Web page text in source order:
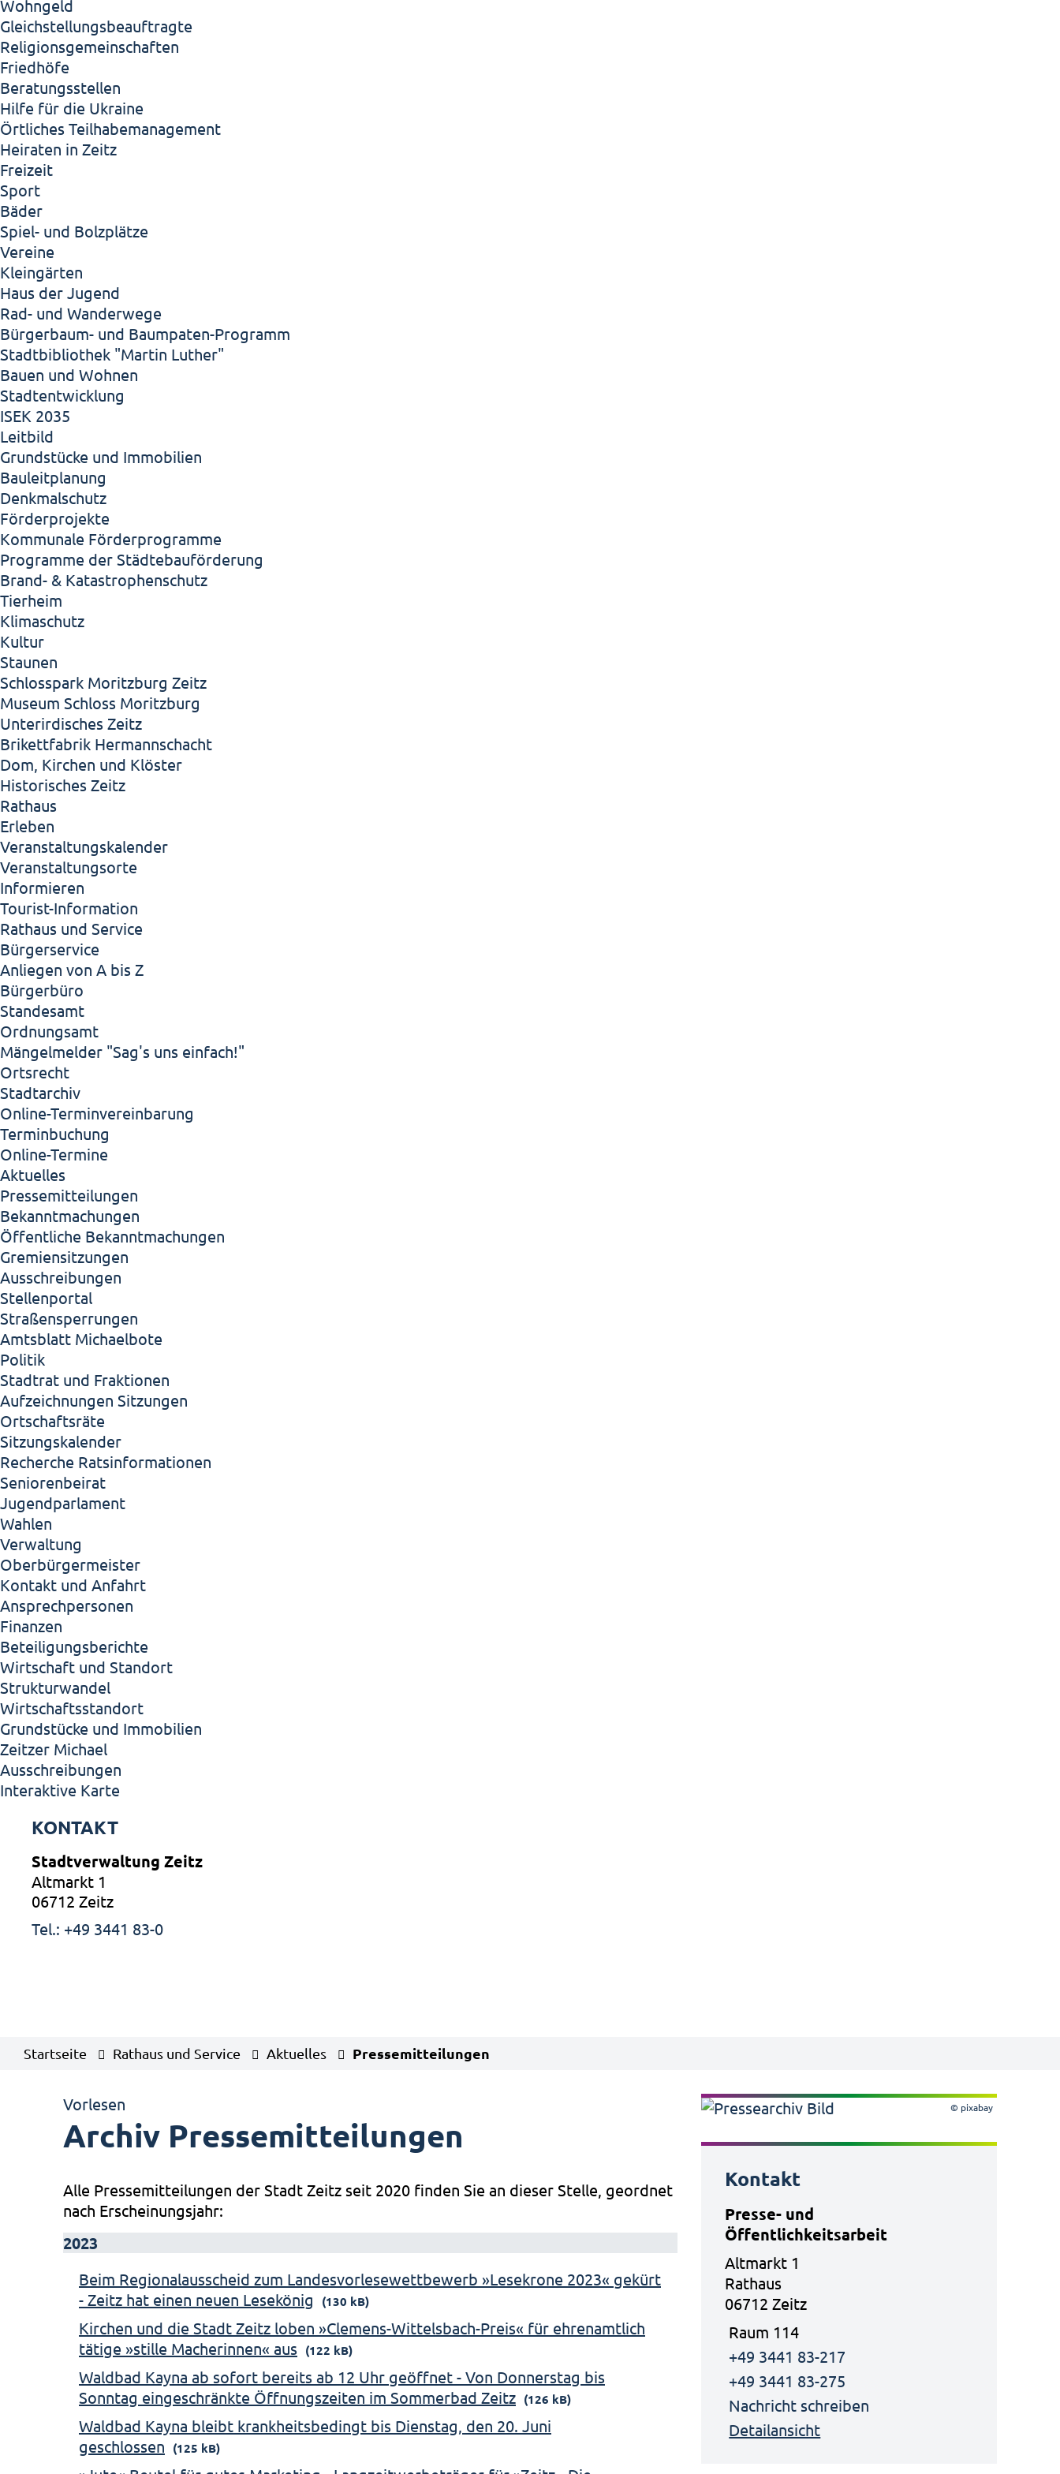
Wohngeld
Gleichstellungsbeauftragte
Religionsgemeinschaften
Friedhöfe
Beratungsstellen
Hilfe für die Ukraine
Örtliches Teilhabemanagement
Heiraten in Zeitz
Freizeit
Sport
Bäder
Spiel- und Bolzplätze
Vereine
Kleingärten
Haus der Jugend
Rad- und Wanderwege
Bürgerbaum- und Baumpaten-Programm
Stadtbibliothek "Martin Luther"
Bauen und Wohnen
Stadtentwicklung
ISEK 2035
Leitbild
Grundstücke und Immobilien
Bauleitplanung
Denkmalschutz
Förderprojekte
Kommunale Förderprogramme
Programme der Städtebauförderung
Brand- & Katastrophenschutz
Tierheim
Klimaschutz
Kultur
Staunen
Schlosspark Moritzburg Zeitz
Museum Schloss Moritzburg
Unterirdisches Zeitz
Brikettfabrik Hermannschacht
Dom, Kirchen und Klöster
Historisches Zeitz
Rathaus
Erleben
Veranstaltungskalender
Veranstaltungsorte
Informieren
Tourist-Information
Rathaus und Service
Bürgerservice
Anliegen von A bis Z
Bürgerbüro
Standesamt
Ordnungsamt
Mängelmelder "Sag's uns einfach!"
Ortsrecht
Stadtarchiv
Online-Terminvereinbarung
Terminbuchung
Online-Termine
Aktuelles
Pressemitteilungen
Bekanntmachungen
Öffentliche Bekanntmachungen
Gremiensitzungen
Ausschreibungen
Stellenportal
Straßensperrungen
Amtsblatt Michaelbote
Politik
Stadtrat und Fraktionen
Aufzeichnungen Sitzungen
Ortschaftsräte
Sitzungskalender
Recherche Ratsinformationen
Seniorenbeirat
Jugendparlament
Wahlen
Verwaltung
Oberbürgermeister
Kontakt und Anfahrt
Ansprechpersonen
Finanzen
Beteiligungsberichte
Wirtschaft und Standort
Strukturwandel
Wirtschaftsstandort
Grundstücke und Immobilien
Zeitzer Michael
Ausschreibungen
Interaktive Karte
KONTAKT
Stadtverwaltung Zeitz
Altmarkt 1
06712 Zeitz
Tel.: +49 3441 83-0
Startseite Rathaus und Service Aktuelles Pressemitteilungen
Vorlesen
Archiv Pressemitteilungen
Alle Pressemitteilungen der Stadt Zeitz seit 2020 finden Sie an dieser Stelle, geordnet
nach Erscheinungsjahr:
2023
Beim Regionalausscheid zum Landesvorlesewettbewerb »Lesekrone 2023« gekürt
- Zeitz hat einen neuen Lesekönig
(130 kB)
Kirchen und die Stadt Zeitz loben »Clemens-Wittelsbach-Preis« für ehrenamtlich
tätige »stille Macherinnen« aus (122 kB)
Waldbad Kayna ab sofort bereits ab 12 Uhr geöffnet - Von Donnerstag bis
Sonntag eingeschränkte Öffnungszeiten im Sommerbad Zeitz (126 kB)
Waldbad Kayna bleibt krankheitsbedingt bis Dienstag, den 20. Juni
geschlossen (125 kB)
© pixabay
Kontakt
Presse- und
Öffentlichkeitsarbeit
Altmarkt 1
Rathaus
06712 Zeitz
Raum 114
+49 3441 83-217
+49 3441 83-275
Nachricht schreiben
Detailansicht